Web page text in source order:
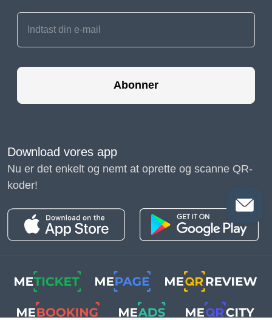
Abonner
Download vores app
Nu er det enkelt og nemt at oprette og scanne QR-
koder!